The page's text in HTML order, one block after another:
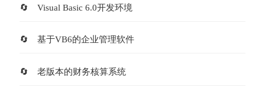
Visual Basic 6.0开发环境
基于VB6的企业管理软件
老版本的财务核算系统